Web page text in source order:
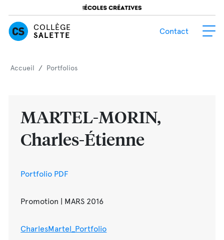
COLLÈGE
SALETTE
Contact
Accueil / Portfolios
MARTEL-MORIN,
Charles-Étienne
Portfolio PDF
Promotion | MARS 2016
CharlesMartel_Portfolio